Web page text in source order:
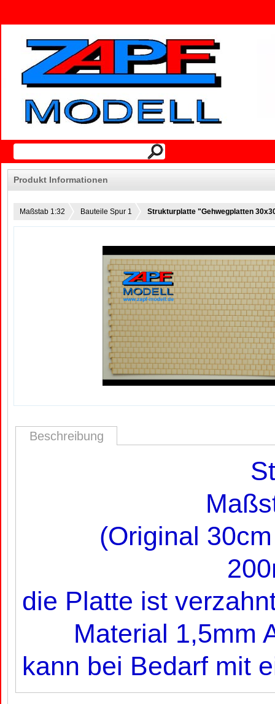
Produkt Informationen
Maßstab 1:32 Bauteile Spur 1 Strukturplatte "Gehwegplatten
Beschreibung
(Original
die Platte ist
Material 1,5mm
kann bei Bedarf mit